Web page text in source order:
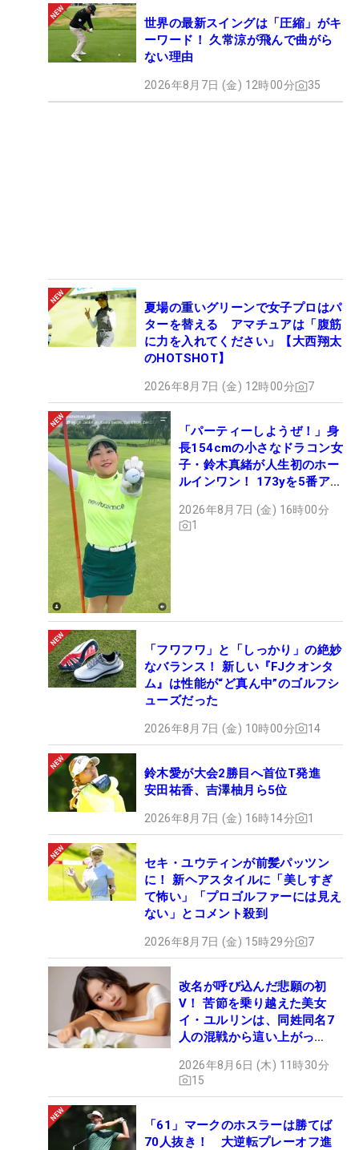
世界の最新スイングは「圧縮」がキ
ーワード！ 久常涼が飛んで曲がら
ない理由
2026年8月7日 (金) 12時00分 35
夏場の重いグリーンで女子プロはパ
ターを替える アマチュアは「腹筋
に力を入れてください」【大西翔太
のHOTSHOT】
2026年8月7日 (金) 12時00分 7
「パーティーしようぜ！」身
長154cmの小さなドラコン女
子・鈴木真緒が人生初のホー
ルインワン！ 173yを5番アイ
2026年8月7日 (金) 16時00分
1
「フワフワ」と「しっかり」の絶妙
なバランス！ 新しい『FJクオンタ
ム』は性能が“ど真ん中”のゴルフシ
ューズだった
2026年8月7日 (金) 10時00分 14
鈴木愛が大会2勝目へ首位T発進
安田祐香、吉澤柚月ら5位
2026年8月7日 (金) 16時14分 1
セキ・ユウティンが前髪パッツン
に！ 新ヘアスタイルに「美しすぎ
て怖い」「プロゴルファーには見え
ない」とコメント殺到
2026年8月7日 (金) 15時29分 7
改名が呼び込んだ悲願の初
V！ 苦節を乗り越えた美女
イ・ユルリンは、同姓同名7
人の混戦から這い上がっ
2026年8月6日 (木) 11時30分
15
「61」マークのホスラーは勝てば
70人抜き！ 大逆転プレーオフ進